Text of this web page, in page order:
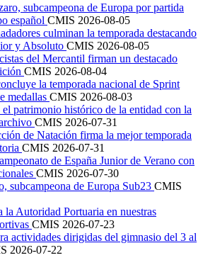
subcampeona de Europa por partida
español CMIS 2026-08-05
culminan la temporada destacando
y Absoluto CMIS 2026-08-05
del Mercantil firman un destacado
CMIS 2026-08-04
la temporada nacional de Sprint
medallas CMIS 2026-08-03
el patrimonio histórico de la entidad con la
CMIS 2026-07-31
de Natación firma la mejor temporada
CMIS 2026-07-31
de España Junior de Verano con
CMIS 2026-07-30
subcampeona de Europa Sub23 CMIS
la Autoridad Portuaria en nuestras
CMIS 2026-07-23
actividades dirigidas del gimnasio del 3 al
2026-07-22